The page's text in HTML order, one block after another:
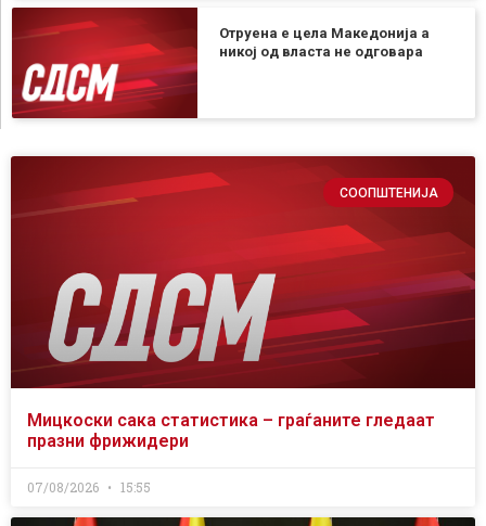
Отруена е цела Македонија а
никој од власта не одговара
СООПШТЕНИЈА
Мицкоски сака статистика – граѓаните гледаат
празни фрижидери
07/08/2026 15:55